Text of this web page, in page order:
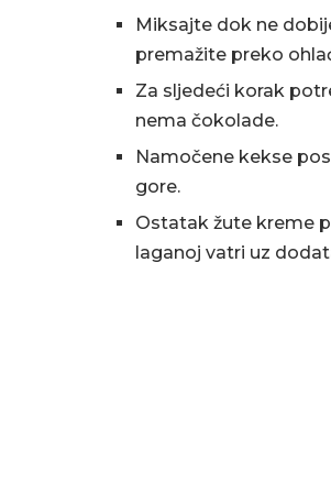
Miksajte dok ne
premažite preko
Za sljedeći korak
nema čokolade.
Namočene kekse
gore.
Ostatak žute kreme
laganoj vatri uz